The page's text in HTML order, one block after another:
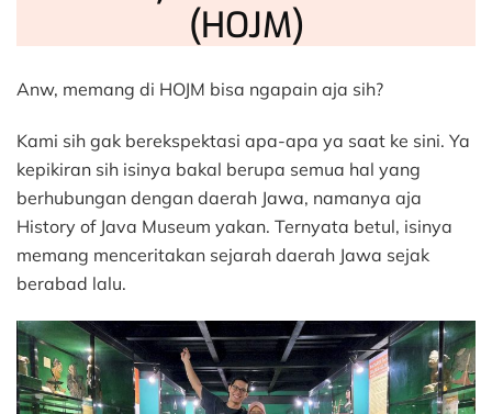
(HOJM)
Anw, memang di HOJM bisa ngapain aja sih?
Kami sih gak berekspektasi apa-apa ya saat ke sini. Ya
kepikiran sih isinya bakal berupa semua hal yang
berhubungan dengan daerah Jawa, namanya aja
History of Java Museum yakan. Ternyata betul, isinya
memang menceritakan sejarah daerah Jawa sejak
berabad lalu.